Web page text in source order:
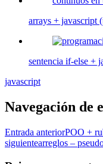
arrays + javascript
sentencia if-else +
javascript
Navegación de
Entrada anteriorPOO +
siguientearreglos –